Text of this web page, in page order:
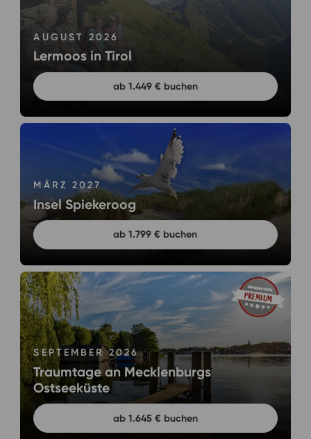
AUGUST 2026
Lermoos in Tirol
ab 1.449 € buchen
MÄRZ 2027
Insel Spiekeroog
ab 1.799 € buchen
SEPTEMBER 2026
Traumtage an Mecklenburgs
Ostseeküste
ab 1.645 € buchen